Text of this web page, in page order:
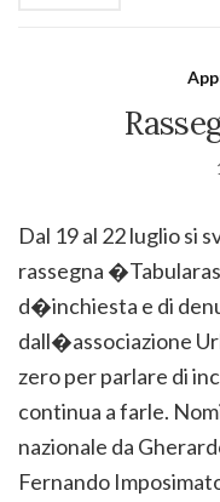
Dal 19 al 22 luglio si
rassegna
d�inchiesta e di
dall�associazione
zero per parlare di
continua a farle.
nazionale da
Fernando